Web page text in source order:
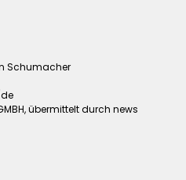
Schumacher
übermittelt durch news